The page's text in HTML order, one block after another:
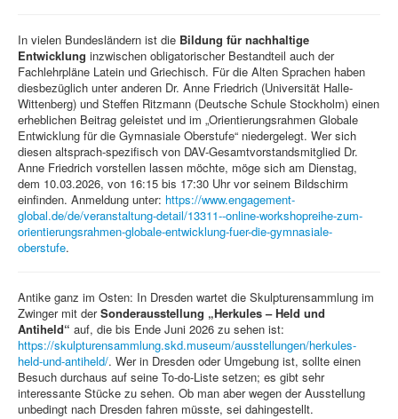
In vielen Bundesländern ist die Bildung für nachhaltige
Entwicklung inzwischen obligatorischer Bestandteil auch der
Fachlehrpläne Latein und Griechisch. Für die Alten Sprachen haben
diesbezüglich unter anderen Dr. Anne Friedrich (Universität Halle-
Wittenberg) und Steffen Ritzmann (Deutsche Schule Stockholm) einen
erheblichen Beitrag geleistet und im „Orientierungsrahmen Globale
Entwicklung für die Gymnasiale Oberstufe“ niedergelegt. Wer sich
diesen altsprach-spezifisch von DAV-Gesamtvorstandsmitglied Dr.
Anne Friedrich vorstellen lassen möchte, möge sich am Dienstag,
dem 10.03.2026, von 16:15 bis 17:30 Uhr vor seinem Bildschirm
einfinden. Anmeldung unter: https://www.engagement-
global.de/de/veranstaltung-detail/13311--online-workshopreihe-zum-
orientierungsrahmen-globale-entwicklung-fuer-die-gymnasiale-
oberstufe.
Antike ganz im Osten: In Dresden wartet die Skulpturensammlung im
Zwinger mit derSonderausstellung „Herkules – Held und
Antiheld“ auf, die bis Ende Juni 2026 zu sehen ist:
https://skulpturensammlung.skd.museum/ausstellungen/herkules-
held-und-antiheld/. Wer in Dresden oder Umgebung ist, sollte einen
Besuch durchaus auf seine To-do-Liste setzen; es gibt sehr
interessante Stücke zu sehen. Ob man aber wegen der Ausstellung
unbedingt nach Dresden fahren müsste, sei dahingestellt.